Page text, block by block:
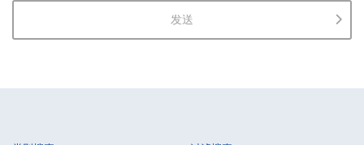
The Company shall properly acquire the personal information
of the Customers, etc., notify or publicize the purposes of use
发送